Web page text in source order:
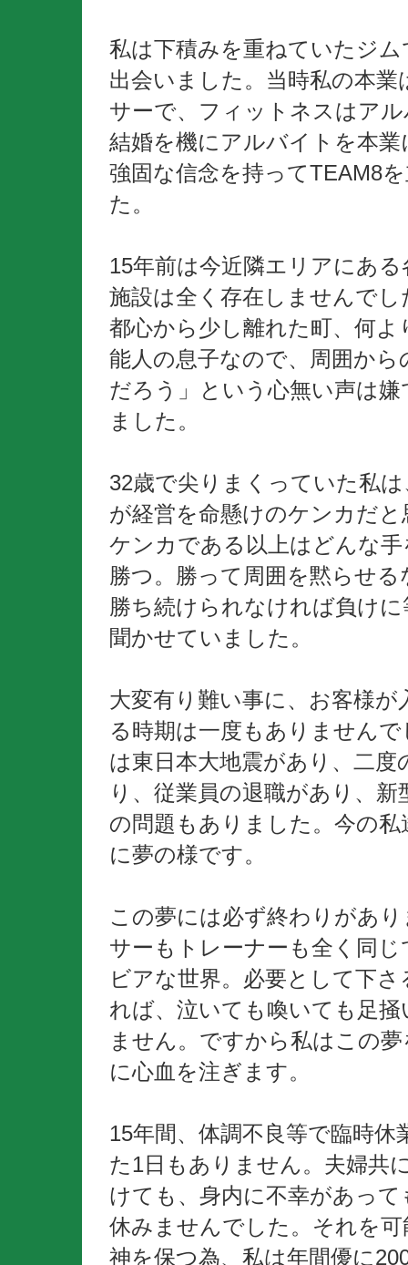
私は下積みを重ねていたジ
出会いました。当時私の本業
サーで、フィットネスはア
結婚を機にアルバイトを本
強固な信念を持ってTEAM8
た。
15年前は今近隣エリアにあ
施設は全く存在しませんで
都心から少し離れた町、何よ
能人の息子なので、周囲から
だろう」という心無い声は
ました。
32歳で尖りまくっていた私
が経営を命懸けのケンカだ
ケンカである以上はどんな
勝つ。勝って周囲を黙らせ
勝ち続けられなければ負け
聞かせていました。
大変有り難い事に、お客様が
る時期は一度もありません
は東日本大地震があり、二度
り、従業員の退職があり、
の問題もありました。今の私
に夢の様です。
この夢には必ず終わりがあ
サーもトレーナーも全く同
ビアな世界。必要として下
れば、泣いても喚いても足
ません。ですから私はこの
に心血を注ぎます。
15年間、体調不良等で臨時
た1日もありません。夫婦共
けても、身内に不幸があっ
休みませんでした。それを
神を保つ為、私は年間優に